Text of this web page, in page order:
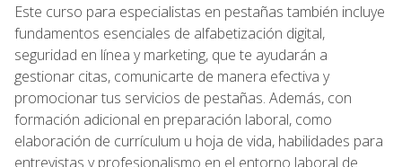
Este curso para especialistas en pestañas también incluye
fundamentos esenciales de alfabetización digital,
seguridad en línea y marketing, que te ayudarán a
gestionar citas, comunicarte de manera efectiva y
promocionar tus servicios de pestañas. Además, con
formación adicional en preparación laboral, como
elaboración de currículum u hoja de vida, habilidades para
entrevistas y profesionalismo en el entorno laboral de